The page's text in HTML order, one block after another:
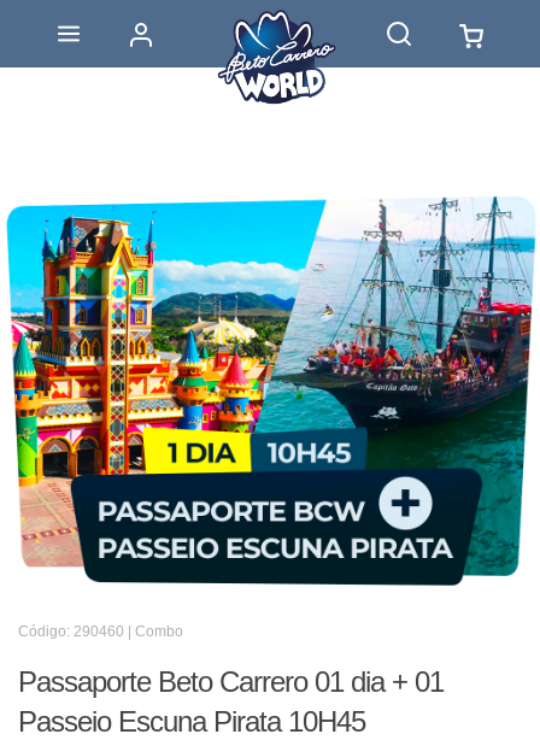
Código: 290460 | Combo
Passaporte Beto Carrero 01 dia + 01
Passeio Escuna Pirata 10H45